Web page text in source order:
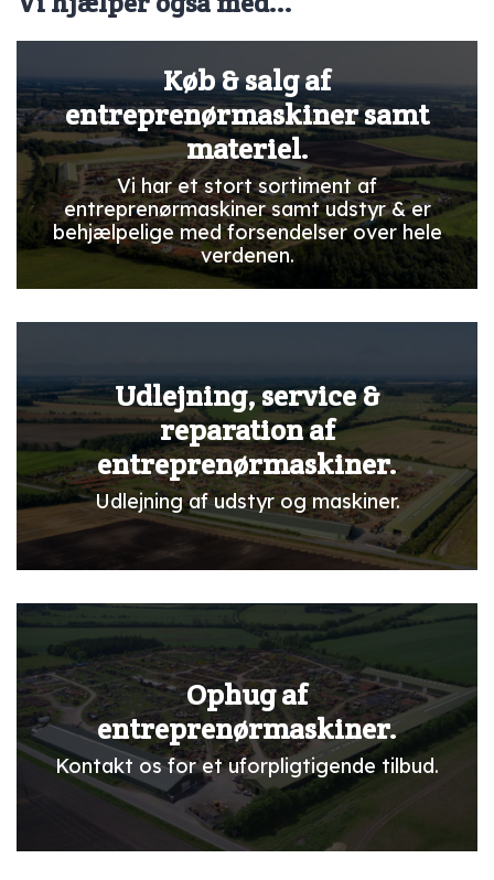
Køb & salg af
entreprenørmaskiner samt
materiel.
Vi har et stort sortiment af
entreprenørmaskiner samt udstyr & er
behjælpelige med forsendelser over hele
verdenen.
Udlejning, service &
reparation af
entreprenørmaskiner.
Udlejning af udstyr og maskiner.
Ophug af
entreprenørmaskiner.
Kontakt os for et uforpligtigende tilbud.